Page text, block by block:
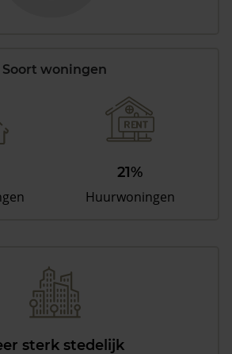
Soort woningen
21%
Huurwoningen
sterk stedelijk